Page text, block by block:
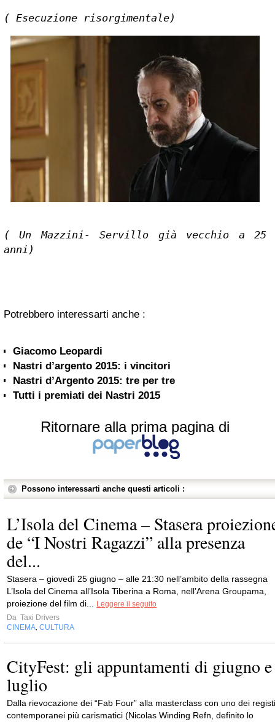
( Esecuzione risorgimentale)
( Un Mazzini- Servillo già vecchio a 25
anni)
Potrebbero interessarti anche :
Giacomo Leopardi
Nastri d’argento 2015: i vincitori
Nastri d’Argento 2015: tre per tre
Tutti i premiati dei Nastri 2015
Ritornare alla prima pagina di
Possono interessarti anche questi articoli :
L’Isola del Cinema – Stasera
de “I Nostri Ragazzi” alla presenza
del...
Stasera – giovedì 25 giugno – alle 21:30 nell’ambito della rassegna
L’Isola del Cinema all’Isola Tiberina a Roma, nell’Arena Groupama,
proiezione del film di...
Leggere il seguito
Da Taxi Drivers
CINEMA CULTURA
CityFest: gli appuntamenti di giugno e
luglio
Dalla rievocazione dei “Fab Four” alla masterclass con uno dei registi
contemporanei più carismatici (Nicolas Winding Refn, definito lo